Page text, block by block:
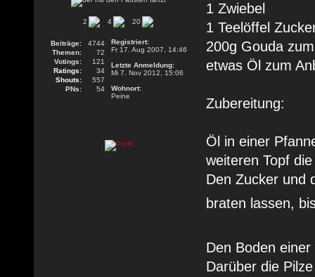
2 4 20
Beiträge:
4744
Themen:
72
Votings:
121
Ratings:
34
Shouts:
557
PNs:
54
Registriert:
Fr 17. Aug 2007, 14:46
Letzte Anmeldung:
Mi 7. Nov 2012, 15:06
Wohnort:
Peine
1 Zwiebel
1 Teelöffel
200g Gouda
etwas Öl zum
Zubereitung:
Öl in einer
weiteren Topf
Den Zucker und
braten lassen,
Den Boden
Darüber die